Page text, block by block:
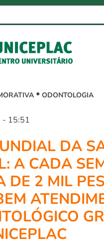
ODONTOLOGIA
- 15:51
DA
A CADA
DE 2 MIL